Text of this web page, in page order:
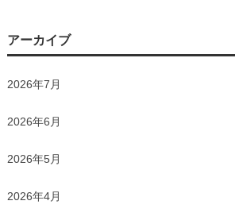
アーカイブ
2026年7月
2026年6月
2026年5月
2026年4月